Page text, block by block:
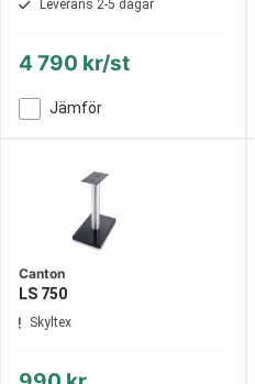
Leverans 2-5 dagar
4 790 kr/st
Jämför
Canton
LS 750
Skyltex